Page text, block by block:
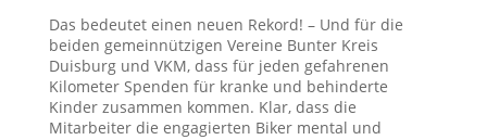
Das bedeutet einen neuen Rekord! – Und für die
beiden gemeinnützigen Vereine Bunter Kreis
Duisburg und VKM, dass für jeden gefahrenen
Kilometer Spenden für kranke und behinderte
Kinder zusammen kommen. Klar, dass die
Mitarbeiter die engagierten Biker mental und